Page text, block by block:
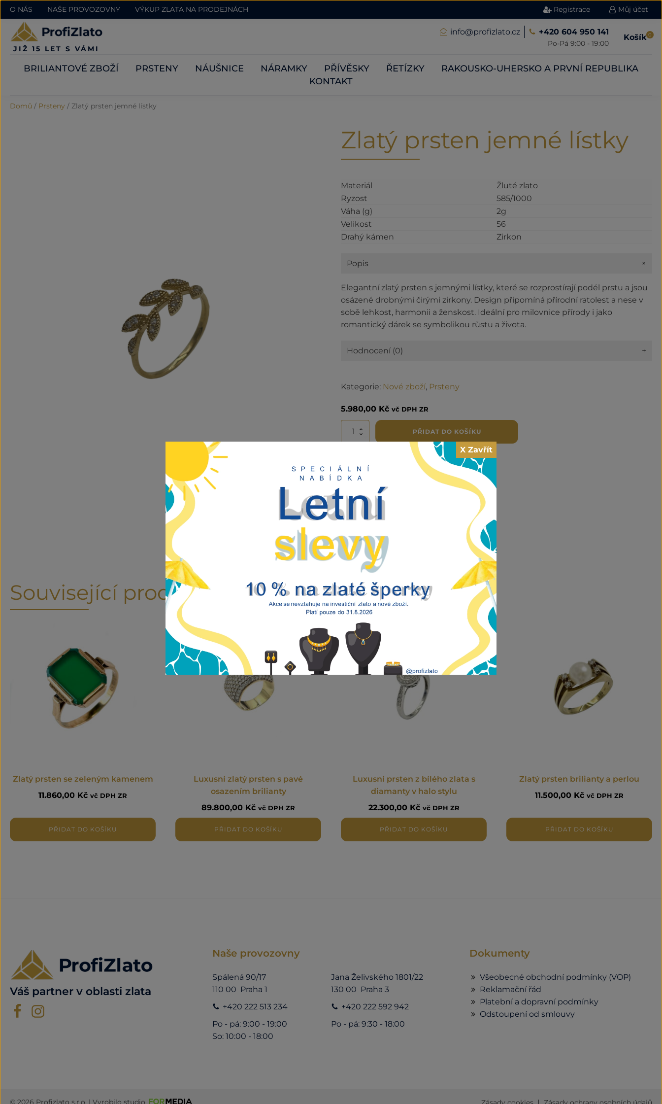
O NÁS NAŠE PROVOZOVNY VÝKUP ZLATA NA PRODEJNÁCH Registrace Můj účet
JIŽ 15 LET S VÁMI
info@profizlato.cz +420 604 950 141
Po-Pá 9:00 - 19:00
Košík 0
BRILIANTOVÉ ZBOŽÍ PRSTENY NÁUŠNICE NÁRAMKY PŘÍVĚSKY ŘETÍZKY
RAKOUSKO-UHERSKO A PRVNÍ REPUBLIKA
KONTAKT
Domů / Prsteny / Zlatý prsten jemné lístky
Zlatý prsten jemné lístky
Materiál
Žluté zlato
Ryzost
585/1000
Váha (g)
2g
Velikost
56
Drahý kámen
Zirkon
Popis +
Elegantní zlatý prsten s jemnými lístky, které se rozprostírají podél prstu a jsou
osázené drobnými čirými zirkony. Design připomíná přírodní ratolest a nese v
sobě lehkost, harmonii a ženskost. Ideální pro milovnice přírody i jako
romantický dárek se symbolikou růstu a života.
Hodnocení (0) +
Kategorie: Nové zboží, Prsteny
5.980,00 Kč vč DPH ZR
Zlatý
množství
PŘIDAT DO KOŠÍKU
Související produkty
Zlatý prsten se zeleným kamenem
11.860,00 Kč vč DPH ZR
PŘIDAT DO KOŠÍKU
Luxusní zlatý prsten s pavé
osazením brilianty
89.800,00 Kč vč DPH ZR
PŘIDAT DO KOŠÍKU
Luxusní prsten z bílého zlata s
diamanty v halo stylu
22.300,00 Kč vč DPH ZR
PŘIDAT DO KOŠÍKU
Zlatý prsten brilianty a perlou
11.500,00 Kč vč DPH ZR
PŘIDAT DO KOŠÍKU
Váš partner v oblasti zlata
Naše provozovny
Spálená 90/17
110 00 Praha 1
+420 222 513 234
Po - pá: 9:00 - 19:00
So: 10:00 - 18:00
Jana Želivského 1801/22
130 00 Praha 3
+420 222 592 942
Po - pá: 9:30 - 18:00
Dokumenty
Všeobecné obchodní podmínky (VOP)
Reklamační řád
Platební a dopravní podmínky
Odstoupení od smlouvy
© 2026 Profizlato s.r.o. | Vyrobilo studio
X Zavřít